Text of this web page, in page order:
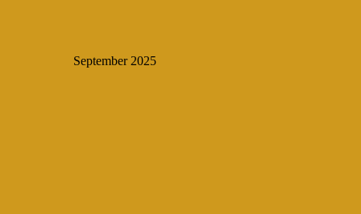
September 2025